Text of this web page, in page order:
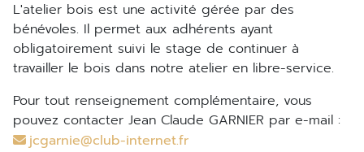
L'atelier bois est une activité gérée par des
bénévoles. Il permet aux adhérents ayant
obligatoirement suivi le stage de continuer à
travailler le bois dans notre atelier en libre-service.
Pour tout renseignement complémentaire, vous
pouvez contacter Jean Claude GARNIER par e-mail :
jcgarnie@club-internet.fr